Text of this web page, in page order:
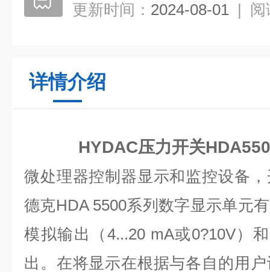
更新时间： 2024-08-01 | 阅
详情介绍
HYDAC压力开关
微处理器控制器显示和监控设备
德克HDA 5500系列数字显示单元
模拟输出（4...20 mA或0?10V）
出。在将显示在根据与各自的用